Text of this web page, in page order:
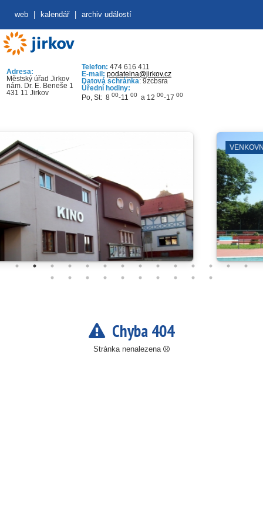
web kalendář archiv událostí
Adresa:
Městský úřad Jirkov
nám. Dr. E. Beneše 1
431 11 Jirkov
Telefon: 474 616 411
E-mail: podatelna@jirkov.cz
Datová schránka: 9zcbsra
Úřední hodiny:
Po, St: 8 00-11 00 a 12 00-17 00
VENKOVNÍ PROSTRANSTVÍ
Chyba 404
Stránka nenalezena